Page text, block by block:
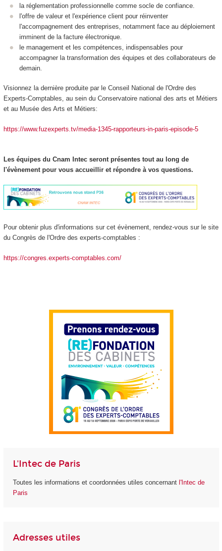
la réglementation professionnelle comme socle de confiance.
l'offre de valeur et l'expérience client pour réinventer
l'accompagnement des entreprises, notamment face au déploiement
imminent de la facture électronique.
le management et les compétences, indispensables pour
accompagner la transformation des équipes et des collaborateurs de
demain.
Visionnez la dernière produite par le Conseil National de l'Ordre des
Experts-Comptables, au sein du Conservatoire national des arts et Métiers
et au Musée des Arts et Métiers:
https://www.fuzexperts.tv/media-1345-rapporteurs-in-paris-episode-5
Les équipes du Cnam Intec seront présentes tout au long de
l'évènement pour vous accueillir et répondre à vos questions.
Pour obtenir plus d'informations sur cet évènement, rendez-vous sur le site
du Congrès de l'Ordre des experts-comptables :
https://congres.experts-comptables.com/
L'Intec de Paris
Toutes les informations et coordonnées utiles concernant l'Intec de
Paris
Adresses utiles